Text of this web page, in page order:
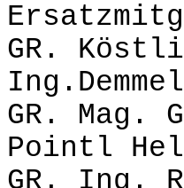
GR.
GR.
Pointl
GR.